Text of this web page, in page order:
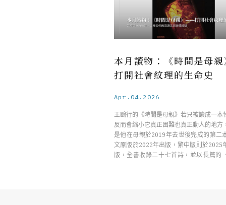
本月讀物：《時間是母
打開社會紋理的生命史
Apr.04.2026
王鷗行的《時間是母親》若只被讀成一本
反而會縮小它真正困難也真正動人的地方
是他在母親於2019年去世後完成的第二
文原版於2022年出版，繁中版則於2025
版，全書收錄二十七首詩，並以長篇的